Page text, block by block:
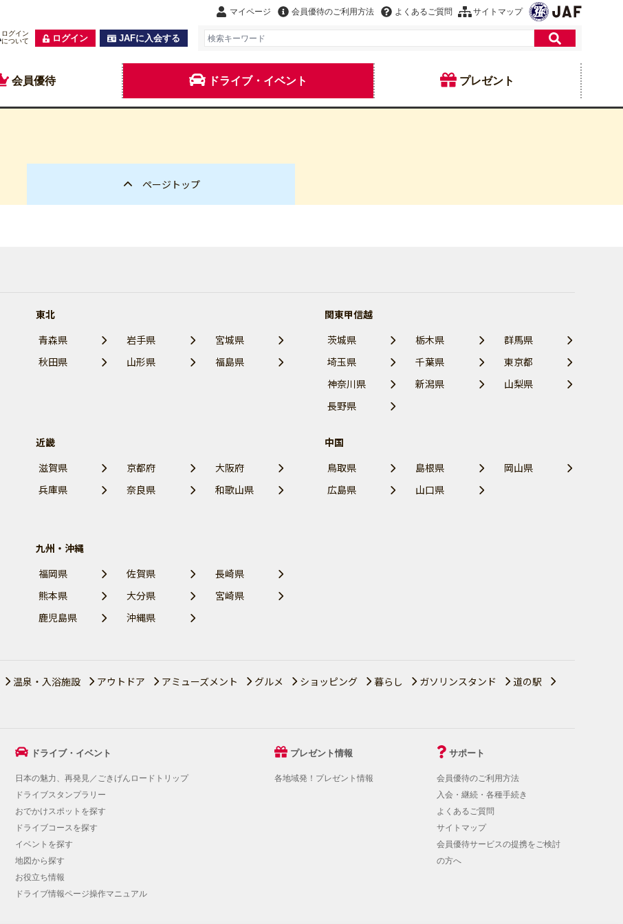
マイページ 会員優待のご利用方法 よくあるご質問 サイトマップ
ログイン
について
ログイン JAFに入会する
会員優待 ドライブ・イベント プレゼント
ページトップ
東北
青森県
岩手県
宮城県
秋田県
山形県 福島県
関東甲信越
茨城県
栃木県
群馬県
埼玉県
千葉県
東京都
神奈川県
新潟県
山梨県
長野県
近畿
滋賀県
京都府
大阪府
兵庫県
奈良県 和歌山県
中国
鳥取県
島根県
岡山県
広島県
山口県
九州・沖縄
福岡県
佐賀県
長崎県
熊本県
大分県
宮崎県
鹿児島県
沖縄県
温泉・入浴施設 アウトドア アミューズメント グルメ ショッピング 暮らし ガソリンスタンド
道の駅
ドライブ・イベント
日本の魅力、再発見／ごきげんロードトリップ
ドライブスタンプラリー
おでかけスポットを探す
ドライブコースを探す
イベントを探す
地図から探す
お役立ち情報
ドライブ情報ページ操作マニュアル
プレゼント情報
各地域発！プレゼント情報
サポート
会員優待のご利用方法
入会・継続・各種手続き
よくあるご質問
サイトマップ
会員優待サービスの提携をご検討
の方へ